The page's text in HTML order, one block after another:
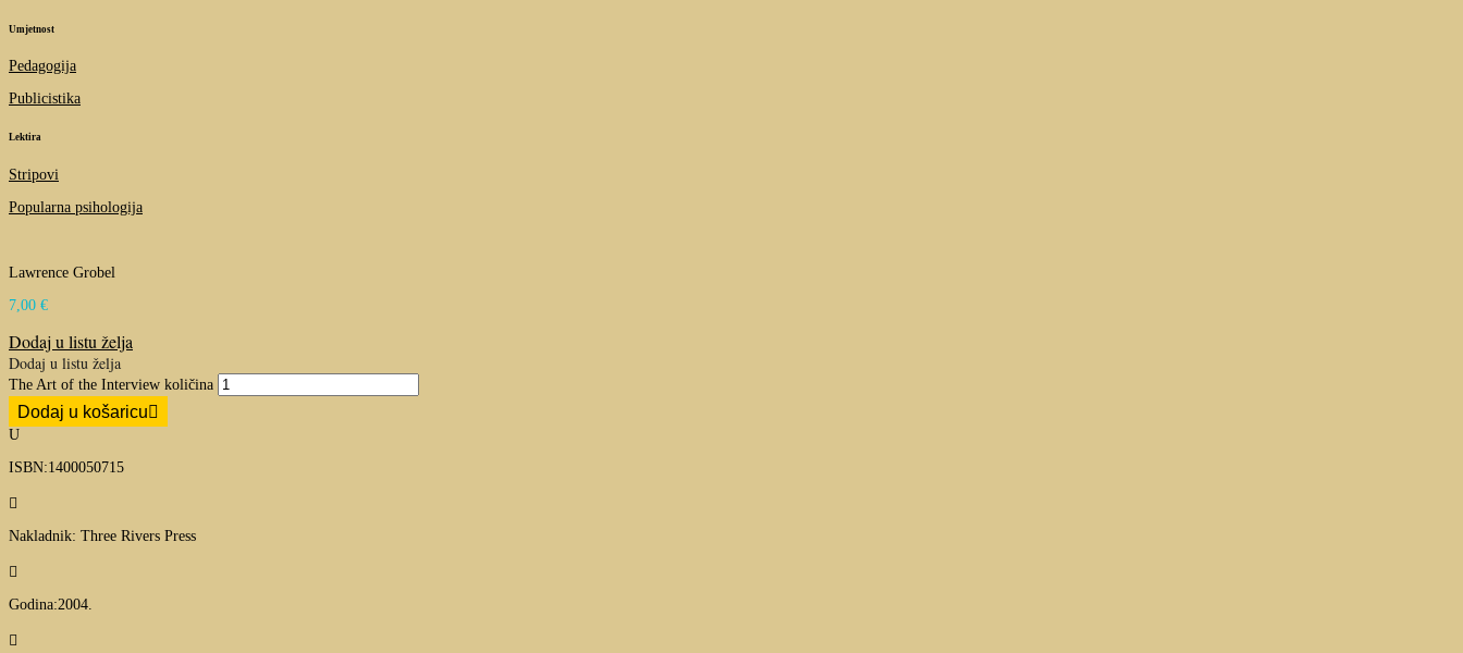
Umjetnost
Pedagogija
Publicistika
Lektira
Stripovi
Popularna psihologija
Lawrence Grobel
7,00 €
Dodaj u listu želja
Dodaj u listu želja
The Art of the Interview količina
Dodaj u košaricu
U
ISBN:1400050715

Nakladnik: Three Rivers Press

Godina:2004.
